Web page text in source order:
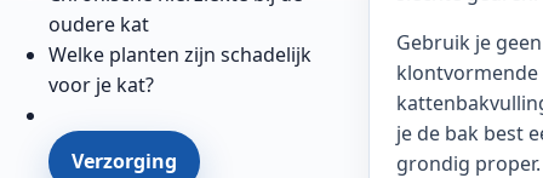
oudere kat
Welke planten zijn schadelijk
voor je kat?
Verzorging
Gebruik je geen
klontvormende
je de bak best
grondig proper.